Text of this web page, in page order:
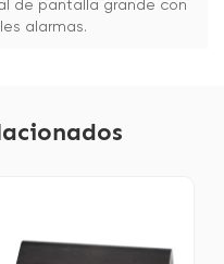
de pantalla grande con
alarmas.